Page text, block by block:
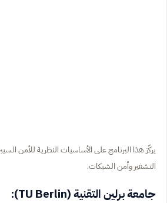
يركّز هذا البرنامج على الأساسيات النظرية للأمن
التشفير وأمن الشبكات.
جامعة برلين التقنية (TU Berlin):